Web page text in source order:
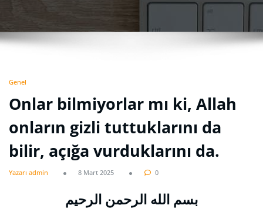
Genel
Onlar bilmiyorlar mı ki, Allah
onların gizli tuttuklarını da
bilir, açığa vurduklarını da.
Yazarı admin 8 Mart 2025 0
بسم الله الرحمن الرحيم